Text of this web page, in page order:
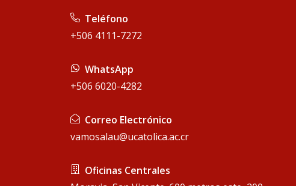
Teléfono
+506 4111-7272
WhatsApp
+506 6020-4282
Correo Electrónico
vamosalau@ucatolica.ac.cr
Oficinas Centrales